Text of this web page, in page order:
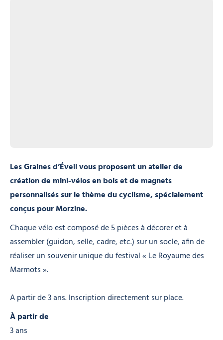
Les Graines d’Éveil vous proposent un atelier de
création de mini-vélos en bois et de magnets
personnalisés sur le thème du cyclisme, spécialement
conçus pour Morzine.
Chaque vélo est composé de 5 pièces à décorer et à
assembler (guidon, selle, cadre, etc.) sur un socle, afin de
réaliser un souvenir unique du festival « Le Royaume des
Marmots ».
A partir de 3 ans. Inscription directement sur place.
À partir de
3 ans